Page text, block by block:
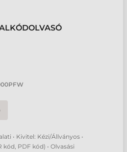
• Kivitel: Kézi/Állványos •
kód, PDF kód) • Olvasási